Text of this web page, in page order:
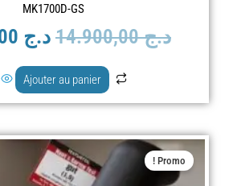
MK1700D-GS
د.ج14.900,00 د.ج
Ajouter au panier
Promo !
Le
prix